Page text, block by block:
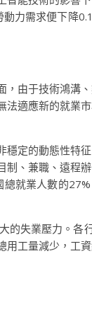
力需求便下降
，由于技術鴻溝
法適應新的就業
穩定的動態性特
制、兼職、遠程
就業人數的
的失業壓力。各
用工量減少，工